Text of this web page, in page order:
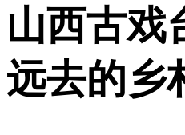
山西古戏
远去的乡